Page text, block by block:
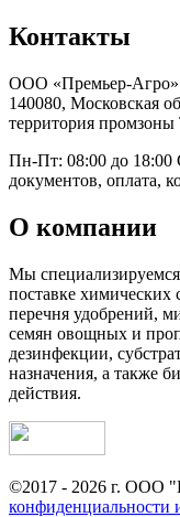
Контакты
ООО «Премьер-Агро»
140080, Московская
территория промзоны
Пн-Пт: 08:00 до 18:00
документов, оплата,
О компании
Мы
поставке химических
перечня удобрений,
семян овощных и
дезинфекции,
назначения, а также
действия.
©2017 - 2026 г. ООО
конфиденциальности